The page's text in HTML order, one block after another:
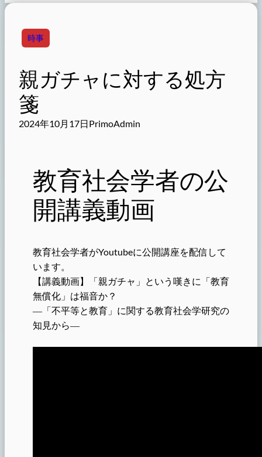
時事
親ガチャに対する処方
箋
2024年10月17日PrimoAdmin
教育社会学者の公
開講義動画
教育社会学者がYoutubeに公開講座を配信して
います。
【講義動画】「親ガチャ」という嘆きに「教育
無償化」は福音か？
―「不平等と教育」に関する教育社会学研究の
知見から―